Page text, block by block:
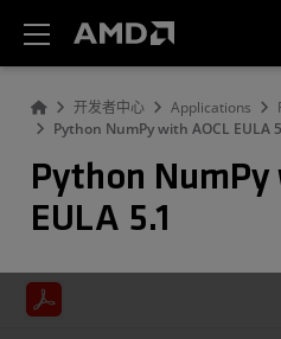
开发者中心 Applications
Python NumPy with AOCL EULA
Python NumPy
EULA 5.1